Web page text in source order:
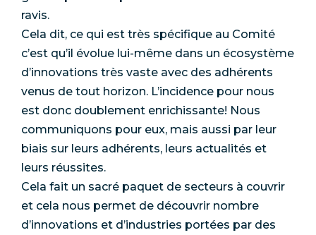
ravis.
Cela dit, ce qui est très spécifique au Comité
c’est qu’il évolue lui-même dans un écosystème
d’innovations très vaste avec des adhérents
venus de tout horizon. L’incidence pour nous
est donc doublement enrichissante! Nous
communiquons pour eux, mais aussi par leur
biais sur leurs adhérents, leurs actualités et
leurs réussites.
Cela fait un sacré paquet de secteurs à couvrir
et cela nous permet de découvrir nombre
d’innovations et d’industries portées par des